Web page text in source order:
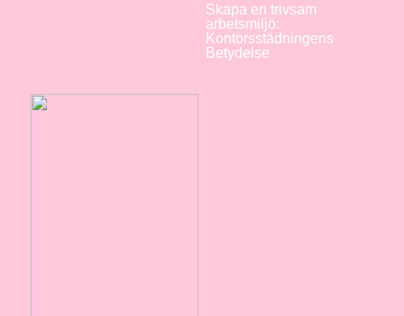
Skapa en trivsam
arbetsmiljö:
Kontorsstädningens
Betydelse